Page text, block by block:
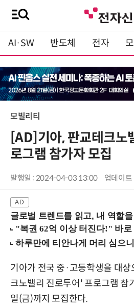
AI·SW 반도체 전자
모빌리티
[AD]기아, 판교테크노
로그램 참가자 모집
발행일 : 2024-04-03 13:00 업데이
글로벌 트렌드를 읽고, 내 역할을 가늠하는 소수정예
기아가 전국 중·고등학생을 대상
크노밸리 진로투어' 프로그램 참
일(금)까지 모집한다.